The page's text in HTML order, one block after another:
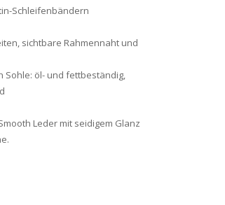
Schleifenbändern
sichtbare Rahmennaht und
Sohle: öl- und fettbeständig,
Leder mit seidigem Glanz